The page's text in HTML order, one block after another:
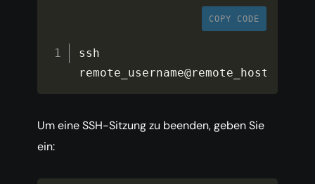
COPY CODE
ssh
remote_username@remote_host
Um eine SSH-Sitzung zu beenden, geben Sie
ein: